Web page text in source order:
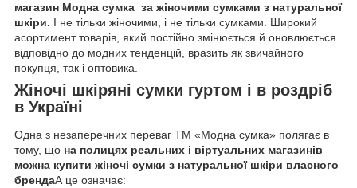
магазин Модна сумка за жіночими сумками з натуральної
шкіри. І не тільки жіночими, і не тільки сумками. Широкий
асортимент товарів, який постійно змінюється й оновлюється
відповідно до модних тенденцій, вразить як звичайного
покупця, так і оптовика.
Жіночі шкіряні сумки гуртом і в роздріб
в Україні
Одна з незаперечних переваг TM «Модна сумка» полягає в
тому, що на полицях реальних і віртуальних магазинів
можна купити жіночі сумки з натуральної шкіри власного
брендаА це означає: